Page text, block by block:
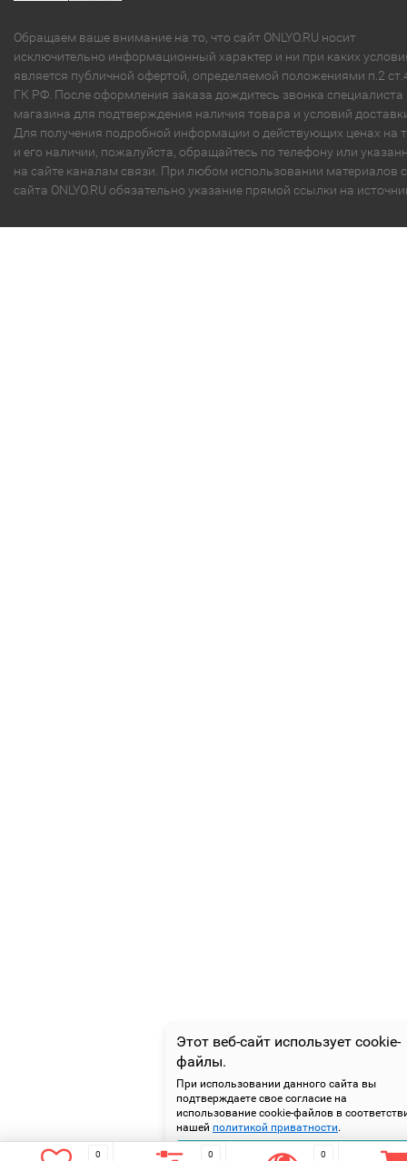
Этот веб-сайт использует cookie-
файлы.
При использовании данного сайта вы
подтверждаете свое согласие на
использование cookie-файлов в
нашей политикой приватности.
Подтверждаю
Обращаем ваше внимание на то, что сайт ONLYO.RU носит
исключительно информационный характер и ни при каких
является публичной офертой, определяемой положениями п.2
ГК РФ. После оформления заказа дождитесь звонка специалиста
магазина для подтверждения наличия товара и условий
Для получения подробной информации о действующих ценах на
и его наличии, пожалуйста, обращайтесь по телефону или
на сайте каналам связи. При любом использовании материалов с
сайта ONLYO.RU обязательно указание прямой ссылки на
0 0 0